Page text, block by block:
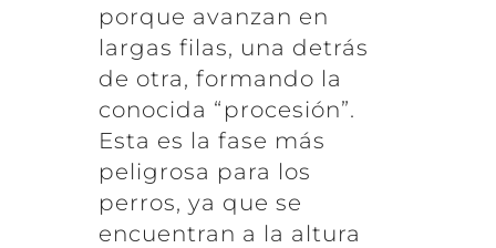
porque avanzan en
largas filas, una detrás
de otra, formando la
conocida “procesión”.
Esta es la fase más
peligrosa para los
perros, ya que se
encuentran a la altura